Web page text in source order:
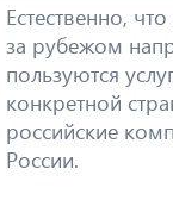
Естественно,
за рубежом
пользуются
конкретной
российские
России.